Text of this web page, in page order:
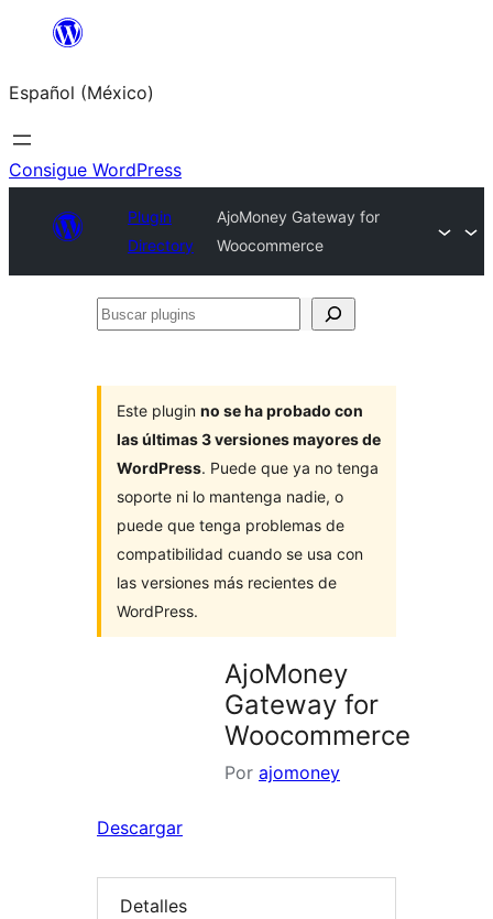
Saltar
contenido
Español (México)
Consigue WordPress
Plugin
Directory
AjoMoney Gateway for
Woocommerce
Buscar
Este plugin no se ha probado con
las últimas 3 versiones mayores de
WordPress. Puede que ya no tenga
soporte ni lo mantenga nadie, o
puede que tenga problemas de
compatibilidad cuando se usa con
las versiones más recientes de
WordPress.
AjoMoney
Gateway for
Woocommerce
Por ajomoney
Descargar
Detalles